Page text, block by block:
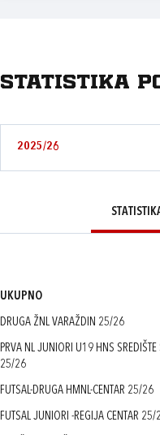
Statistika
2025/26
UKUPNO
DRUGA ŽNL VARAŽDIN 25/26
PRVA NL JUNIORI U19 HNS SREDIŠTE
25/26
FUTSAL-DRUGA HMNL-CENTAR 25/26
FUTSAL JUNIORI -REGIJA CENTAR 25/